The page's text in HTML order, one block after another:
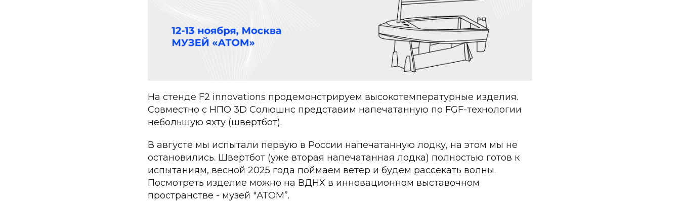
На стенде F2 innovations продемонстрируем высокотемпературные изделия.
Совместно с НПО 3D Солюшнс представим напечатанную по FGF-технологии
небольшую яхту (швертбот).
В августе мы испытали первую в России напечатанную лодку, на этом мы не
остановились. Швертбот (уже вторая напечатанная лодка) полностью готов к
испытаниям, весной 2025 года поймаем ветер и будем рассекать волны.
Посмотреть изделие можно на ВДНХ в инновационном выставочном
пространстве - музей "АТОМ”.